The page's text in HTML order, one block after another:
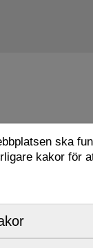
ska
kakor för